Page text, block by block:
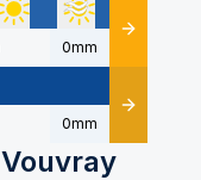
0mm Détails
0mm Détails
Vouvray